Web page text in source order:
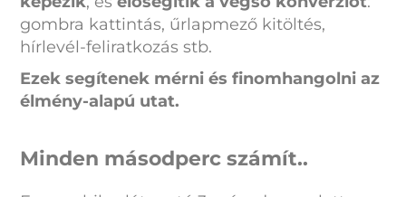
gombra kattintás, űrlapmező kitöltés,
hírlevél-feliratkozás stb.
Ezek segítenek mérni és finomhangolni az
élmény-alapú utat.
Minden másodperc számít..